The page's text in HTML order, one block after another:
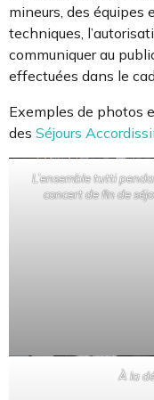
mineurs, des
techniques,
communiquer au
effectuées dans le
Exemples de photos
des Séjours
L’ensemble tutti
concert de fin de
À la